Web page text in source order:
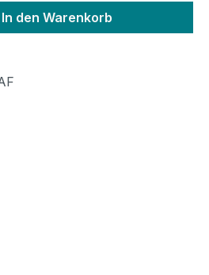
gewünschten Wert
In den Warenkorb